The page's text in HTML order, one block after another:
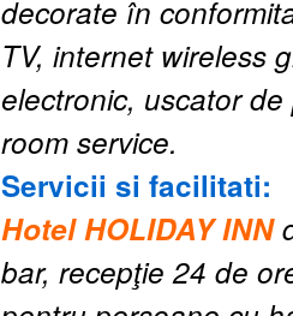
decorate în
TV, internet wireless
electronic, uscator
room service.
Servicii si facilitati:
Hotel HOLIDAY INN
bar, recepţie 24 de